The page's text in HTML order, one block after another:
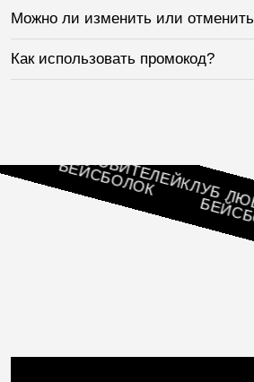
Можно ли изменить или отменить
Как использовать промокод?
КЛУБ ЛЮБИТЕЛЕЙ
БЕЙСБОЛОК КЛУБ